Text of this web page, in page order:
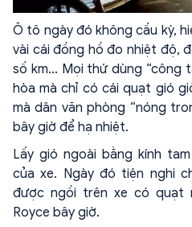
Ô tô ngày đó không cầu kỳ,
vài cái đồng hồ đo nhiệt độ,
số km... Mọi thứ dùng “công
hòa mà chỉ có cái quạt gió
mà dân văn phòng “nóng
bây giờ để hạ nhiệt.
Lấy gió ngoài bằng kính
của xe. Ngày đó tiện nghi
được ngồi trên xe có quạt
Royce bây giờ.